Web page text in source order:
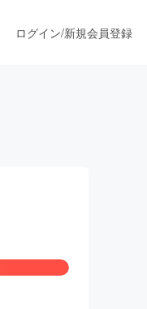
ログイン/新規会員登録